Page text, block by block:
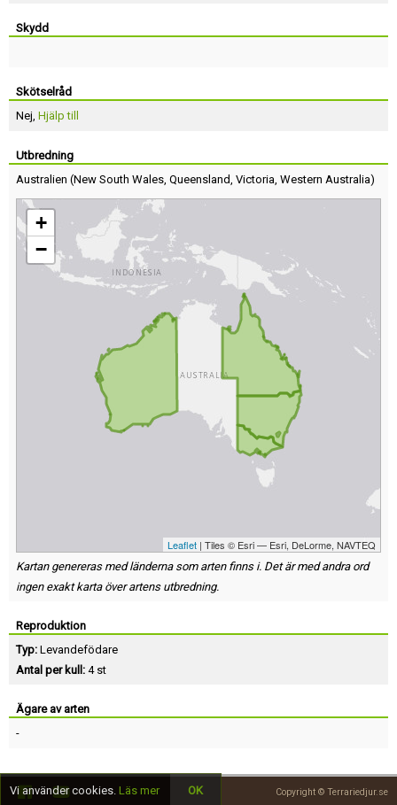
Skydd
Skötselråd
Nej, Hjälp till
Utbredning
Australien (New South Wales, Queensland, Victoria, Western Australia)
+
−
Leaflet | Tiles © Esri — Esri, DeLorme, NAVTEQ
Kartan genereras med länderna som arten finns i. Det är med andra ord
ingen exakt karta över artens utbredning.
Reproduktion
Typ: Levandefödare
Antal per kull: 4 st
Ägare av arten
-
Copyright © Terrariedjur.se
Vi använder cookies. Läs mer OK